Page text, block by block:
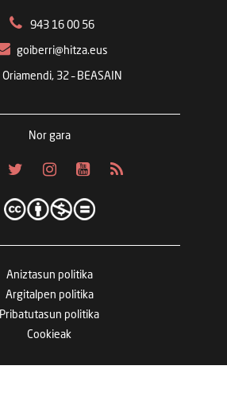
943 16 00 56
goiberri@hitza.eus
Oriamendi, 32 – BEASAIN
Nor gara
Aniztasun politika
Argitalpen politika
Pribatutasun politika
Cookieak